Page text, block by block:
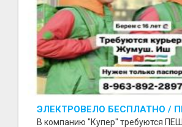
ЭЛЕКТРОВЕЛО БЕСПЛАТНО /
ВЕЛО, АВТО / БЕРЕМ БЕЗ
В компанию "Купер" требуются